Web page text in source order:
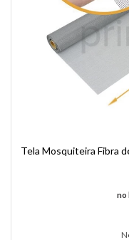
Tela Mosquiteira Fibra
no